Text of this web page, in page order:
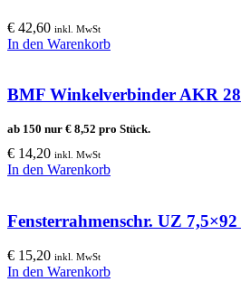
€ 42,60 inkl. MwSt
In den Warenkorb
BMF Winkelverbinder AKR
ab 150 nur € 8,52 pro Stück.
€ 14,20 inkl. MwSt
In den Warenkorb
Fensterrahmenschr. UZ
€ 15,20 inkl. MwSt
In den Warenkorb